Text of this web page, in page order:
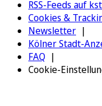
RSS-Feeds auf
Cookies &
Newsletter
Kölner Stadt-
FAQ
Cookie-